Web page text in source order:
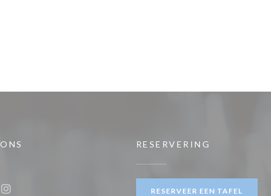
RESERVERING
RESERVEER EEN TAFEL